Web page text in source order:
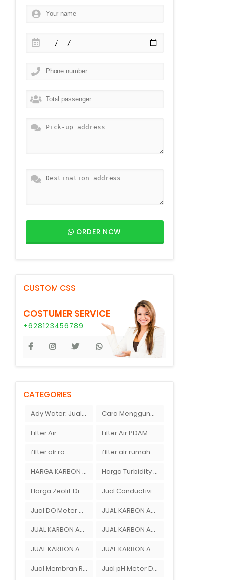
ORDER NOW
CUSTOM CSS
COSTUMER SERVICE
+628123456789
CATEGORIES
Ady Water: Jual pH Meter Merek Ionix Cara Menggunakan pH Meter Digital | Ady Water Menjual pH Meter
Filter Air Filter Air PDAM
filter air ro filter air rumah tangga
HARGA KARBON AKTIF BEKASI Harga Turbidity Meter Murah Di Bekasi Timur
Harga Zeolit Di Bandung Jual Conductivity Meter Di Ady Water
Jual DO Meter Area Jakarta JUAL KARBON AKTIF BEKASI
JUAL KARBON AKTIF DEPOK JUAL KARBON AKTIF DI BEKASI
JUAL KARBON AKTIF DI DEPOK JUAL KARBON AKTIF TANGERANG
Jual Membran Reverse Osmosis Di Bekasi Jual pH Meter Di Bandung